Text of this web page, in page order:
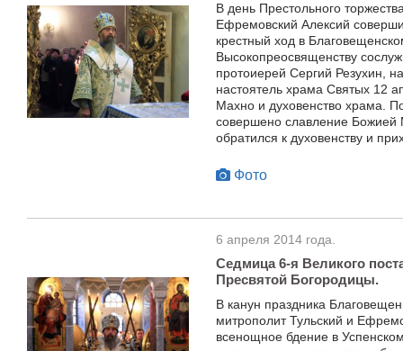
В день Престольного
Ефремовский Алексий
крестный ход в
Высокопреосвященству
протоиерей Сергий Резухин,
настоятель храма Святых 12
Махно и духовенство храма.
совершено славление Божией
обратился к духовенству и
Фото
6 апреля 2014 года.
Седмица 6-я Великого
Пресвятой Богородицы.
В канун праздника
митрополит Тульский и
всенощное бдение в